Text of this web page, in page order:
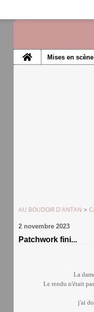
Home
Mises en scène
AU BOUDOIR D'ANTAN >
2 novembre 2023
Patchwork fini...
La
Le rendu n'était
j'ai